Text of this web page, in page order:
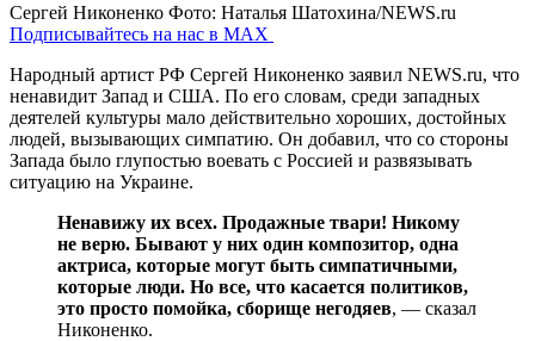
Сергей Никоненко Фото: Наталья Шатохина/NEWS.ru
Подписывайтесь на нас в MAX
Народный артист РФ Сергей Никоненко заявил NEWS.ru, что
ненавидит Запад и США. По его словам, среди западных
деятелей культуры мало действительно хороших, достойных
людей, вызывающих симпатию. Он добавил, что со стороны
Запада было глупостью воевать с Россией и развязывать
ситуацию на Украине.
Ненавижу их всех. Продажные твари! Никому
не верю. Бывают у них один композитор, одна
актриса, которые могут быть симпатичными,
которые люди. Но все, что касается политиков,
это просто помойка, сборище негодяев, — сказал
Никоненко.